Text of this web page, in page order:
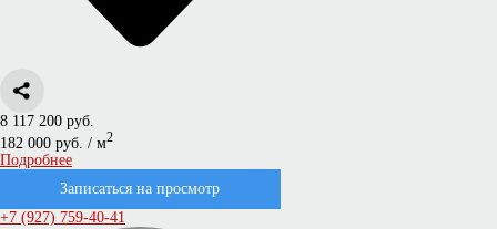
8 117 200 руб.
182 000 руб. / м2
Подробнее
Записаться на просмотр
+7 (927) 759-40-41